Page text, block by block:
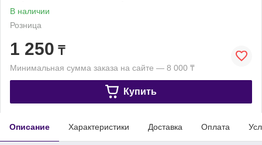
В наличии
Розница
1 250 ₸
Минимальная сумма заказа на сайте — 8 000 ₸
Купить
Описание Характеристики Доставка Оплата